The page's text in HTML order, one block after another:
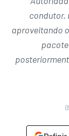
condutor,
aproveitando